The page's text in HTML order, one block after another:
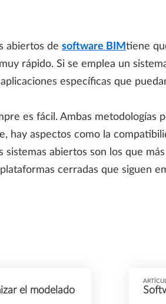
abiertos de software BIMtiene
rápido. Si se emplea un
específicas que
es fácil. Ambas metodologías
hay aspectos como la
sistemas abiertos son los que
cerradas que siguen
el modelado